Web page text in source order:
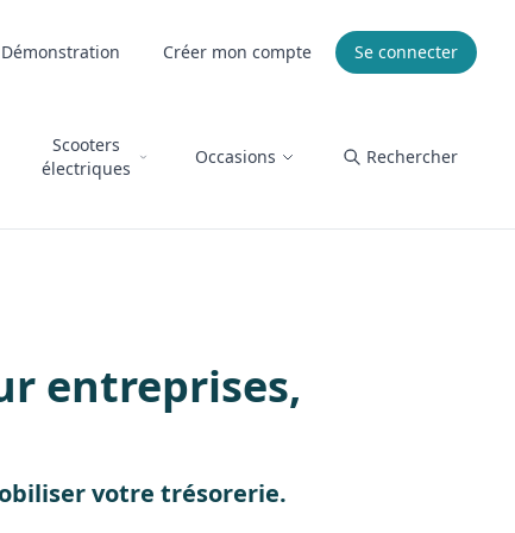
Démonstration Créer mon compte Se connecter
Scooters
électriques
Occasions Rechercher
entreprises,
votre trésorerie.